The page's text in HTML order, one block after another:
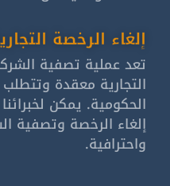
إلغاء الرخصة
تعد عملية تصفية
التجارية معقدة وتتطلب
الحكومية. يمكن
إلغاء الرخصة وتصفية
واحترافية.